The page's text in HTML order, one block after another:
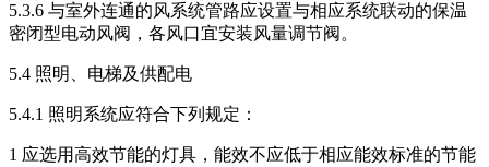
5.3.6 与室外连通的风系统管路应设置与相应系统联动的保温
密闭型电动风阀，各风口宜安装风量调节阀。
5.4 照明、电梯及供配电
5.4.1 照明系统应符合下列规定：
1 应选用高效节能的灯具，能效不应低于相应能效标准的节能